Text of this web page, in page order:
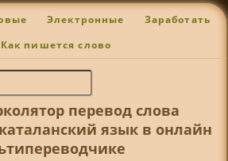
Электронные Заработать
Как пишется слово
перевод слова
язык в онлайн